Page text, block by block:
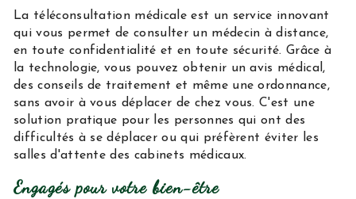
La téléconsultation médicale est un service innovant
qui vous permet de consulter un médecin à distance,
en toute confidentialité et en toute sécurité. Grâce à
la technologie, vous pouvez obtenir un avis médical,
des conseils de traitement et même une ordonnance,
sans avoir à vous déplacer de chez vous. C'est une
solution pratique pour les personnes qui ont des
difficultés à se déplacer ou qui préfèrent éviter les
salles d'attente des cabinets médicaux.
Engagés pour votre bien-être